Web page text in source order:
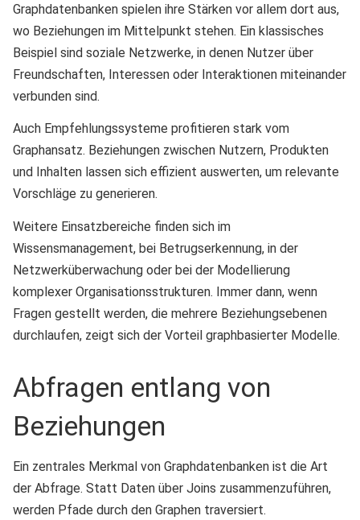
Graphdatenbanken spielen ihre Stärken vor allem dort aus,
wo Beziehungen im Mittelpunkt stehen. Ein klassisches
Beispiel sind soziale Netzwerke, in denen Nutzer über
Freundschaften, Interessen oder Interaktionen miteinander
verbunden sind.
Auch Empfehlungssysteme profitieren stark vom
Graphansatz. Beziehungen zwischen Nutzern, Produkten
und Inhalten lassen sich effizient auswerten, um relevante
Vorschläge zu generieren.
Weitere Einsatzbereiche finden sich im
Wissensmanagement, bei Betrugserkennung, in der
Netzwerküberwachung oder bei der Modellierung
komplexer Organisationsstrukturen. Immer dann, wenn
Fragen gestellt werden, die mehrere Beziehungsebenen
durchlaufen, zeigt sich der Vorteil graphbasierter Modelle.
Abfragen entlang von
Beziehungen
Ein zentrales Merkmal von Graphdatenbanken ist die Art
der Abfrage. Statt Daten über Joins zusammenzuführen,
werden Pfade durch den Graphen traversiert.